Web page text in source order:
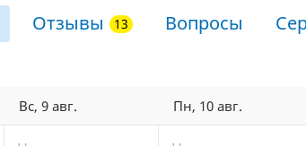
Отзывы Вопросы
Вс, 9 авг. Пн, 10 авг.